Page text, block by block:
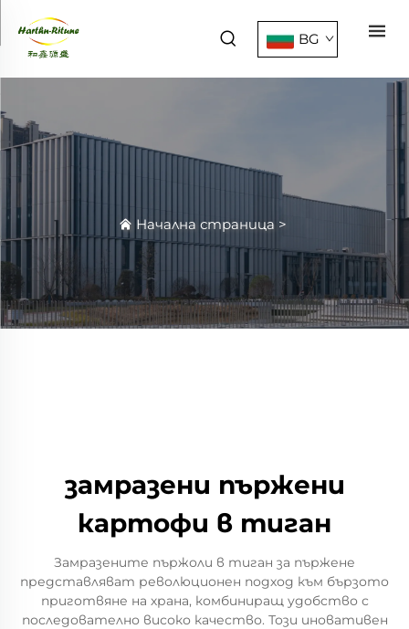
BG
Начална страница >
замразени пържени
картофи в тиган
Замразените пържоли в тиган за пържене
представляват революционен подход към бързото
приготвяне на храна, комбиниращ удобство с
последователно високо качество. Този иновативен